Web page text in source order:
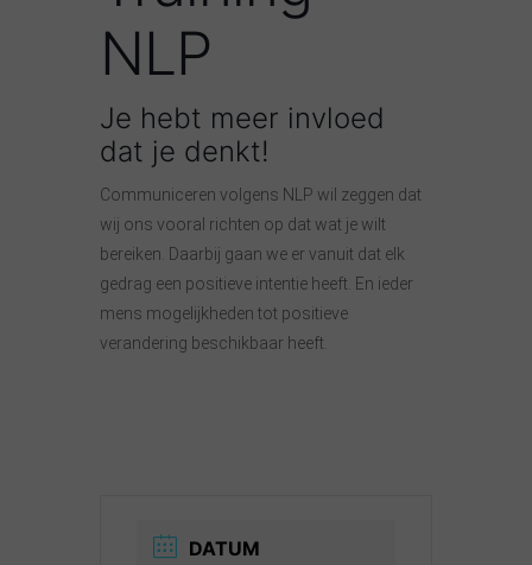
NLP
Je hebt meer invloed
dat je denkt!
Communiceren volgens NLP wil zeggen dat
wij ons vooral richten op dat wat je wilt
bereiken. Daarbij gaan we er vanuit dat elk
gedrag een positieve intentie heeft. En ieder
mens mogelijkheden tot positieve
verandering beschikbaar heeft.
DATUM